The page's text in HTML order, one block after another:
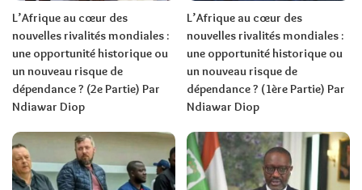
L’Afrique au cœur des
nouvelles rivalités mondiales :
une opportunité historique ou
un nouveau risque de
dépendance ? (2e Partie) Par
Ndiawar Diop
L’Afrique au cœur des
nouvelles rivalités mondiales :
une opportunité historique ou
un nouveau risque de
dépendance ? (1ère Partie) Par
Ndiawar Diop